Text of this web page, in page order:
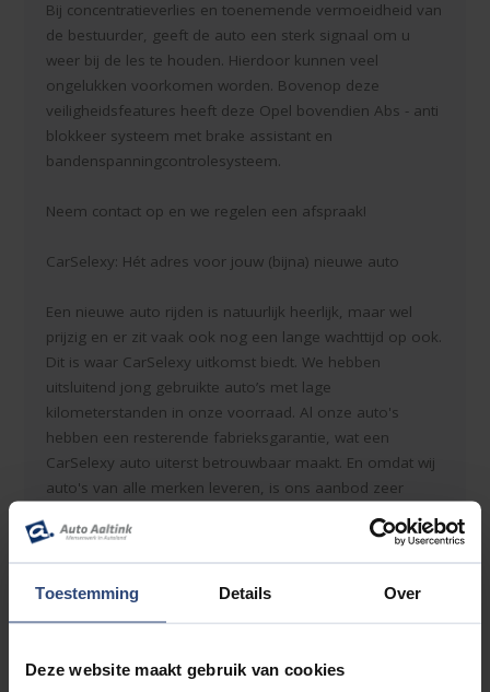
Toestemming Details Over
Deze website maakt gebruik van cookies
Bij concentratieverlies en toenemende vermoeidheid van
de bestuurder, geeft de auto een sterk signaal om u
weer bij de les te houden. Hierdoor kunnen veel
ongelukken voorkomen worden. Bovenop deze
veiligheidsfeatures heeft deze Opel bovendien Abs - anti
blokkeer systeem met brake assistant en
bandenspanningcontrolesysteem.
Neem contact op en we regelen een afspraak!
CarSelexy: Hét adres voor jouw (bijna) nieuwe auto
Een nieuwe auto rijden is natuurlijk heerlijk, maar wel
prijzig en er zit vaak ook nog een lange wachttijd op ook.
Dit is waar CarSelexy uitkomst biedt. We hebben
uitsluitend jong gebruikte auto’s met lage
kilometerstanden in onze voorraad. Al onze auto's
hebben een resterende fabrieksgarantie, wat een
CarSelexy auto uiterst betrouwbaar maakt. En omdat wij
auto's van alle merken leveren, is ons aanbod zeer
divers en is de keuze groot! Alleen maar voordelen dus!
Voordelen CarSelexy:
•Uitsluitend jong gebruikte auto's met een lage
•Financieringsopties